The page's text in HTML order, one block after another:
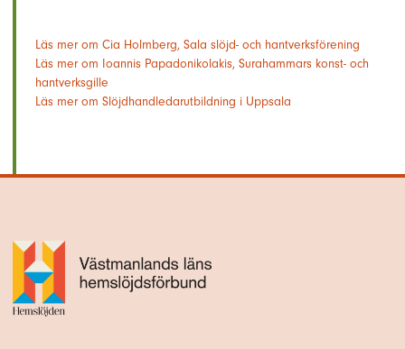
Läs mer om Cia Holmberg, Sala slöjd- och hantverksförening
Läs mer om Ioannis Papadonikolakis, Surahammars konst- och
hantverksgille
Läs mer om Slöjdhandledarutbildning i Uppsala